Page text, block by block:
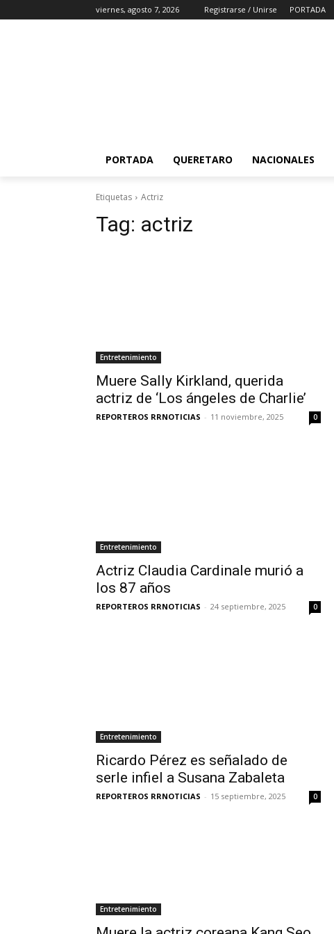
viernes, agosto 7, 2026 Registrarse / Unirse PORTADA
PORTADA QUERETARO NACIONALES
Etiquetas Actriz
Tag: actriz
Entretenimiento
Muere Sally Kirkland, querida
actriz de ‘Los ángeles de Charlie’
REPORTEROS RRNOTICIAS - 11 noviembre, 2025 0
Entretenimiento
Actriz Claudia Cardinale murió a
los 87 años
REPORTEROS RRNOTICIAS - 24 septiembre, 2025 0
Entretenimiento
Ricardo Pérez es señalado de
serle infiel a Susana Zabaleta
REPORTEROS RRNOTICIAS - 15 septiembre, 2025 0
Entretenimiento